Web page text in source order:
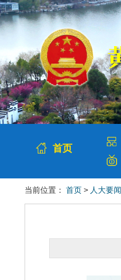
首页
当前位置： 首页 > 人大要闻